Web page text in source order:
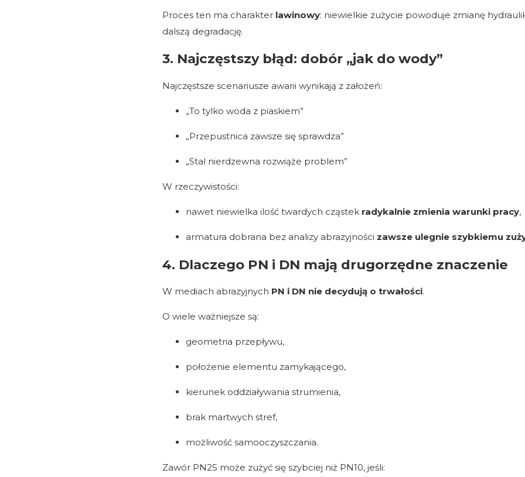
Proces ten ma charakter lawinowy: niewielkie zużycie powoduje zmianę
dalszą degradację.
3. Najczęstszy błąd: dobór „jak do wody”
Najczęstsze scenariusze awarii wynikają z założeń:
„To tylko woda z piaskiem”
„Przepustnica zawsze się sprawdza”
„Stal nierdzewna rozwiąże problem”
W rzeczywistości:
nawet niewielka ilość twardych cząstek radykalnie zmienia warunki pracy,
armatura dobrana bez analizy abrazyjności zawsze ulegnie szybkiemu
4. Dlaczego PN i DN mają drugorzędne znaczenie
W mediach abrazyjnych PN i DN nie decydują o trwałości.
O wiele ważniejsze są:
geometria przepływu,
położenie elementu zamykającego,
kierunek oddziaływania strumienia,
brak martwych stref,
możliwość samooczyszczania.
Zawór PN25 może zużyć się szybciej niż PN10, jeśli: